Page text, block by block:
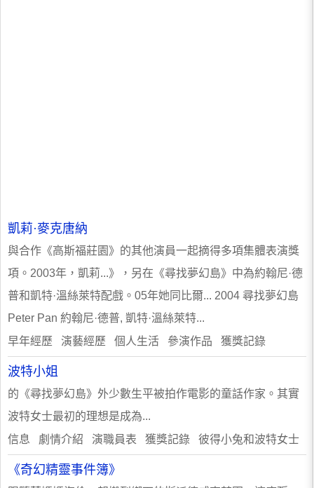
凱莉·麥克唐納
與合作《高斯福莊園》的其他演員一起摘得多項集體表演獎
項。2003年，凱莉...》，另在《尋找夢幻島》中為約翰尼·德
普和凱特·溫絲萊特配戲。05年她同比爾... 2004 尋找夢幻島
Peter Pan 約翰尼·德普, 凱特·溫絲萊特...
早年經歷 演藝經歷 個人生活 參演作品 獲獎記錄
波特小姐
的《尋找夢幻島》外少數生平被拍作電影的童話作家。其實
波特女士最初的理想是成為...
信息 劇情介紹 演職員表 獲獎記錄 彼得小兔和波特女士
《奇幻精靈事件簿》